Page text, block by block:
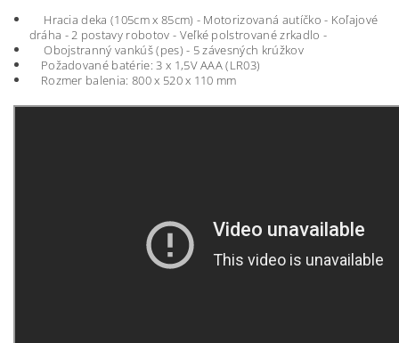
Hracia deka (105cm x 85cm) - Motorizovaná autíčko - Koľajové
dráha - 2 postavy robotov - Veľké polstrované zrkadlo -
Obojstranný vankúš (pes) - 5 závesných krúžkov
Požadované batérie: 3 x 1,5V AAA (LR03)
Rozmer balenia: 800 x 520 x 110 mm